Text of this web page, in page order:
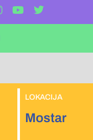
LOKACIJA
Mostar